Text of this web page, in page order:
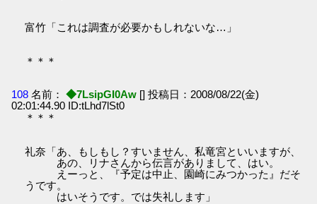
富竹「これは調査が必要かもしれないな…」
＊＊＊
108 名前： ◆7LsipGI0Aw [] 投稿日：2008/08/22(金)
02:01:44.90 ID:tLhd7lSt0
＊＊＊
礼奈「あ、もしもし？すいません、私竜宮といいますが、
あの、リナさんから伝言がありまして、はい。
えーっと、『予定は中止、園崎にみつかった』だそ
うです。
はいそうです。では失礼します」